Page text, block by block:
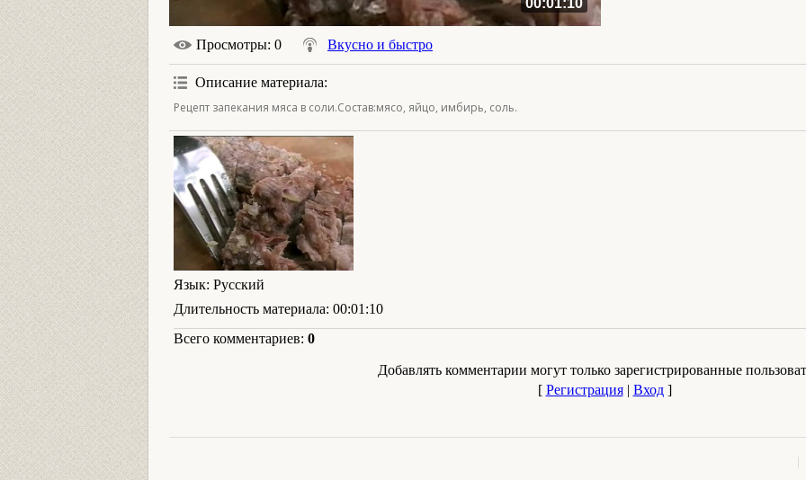
00:01:10
Просмотры: 0 Вкусно и быстро
Описание материала:
Рецепт запекания мяса в соли.Состав:мясо, яйцо, имбирь, соль.
Язык: Русский
Длительность материала: 00:01:10
Всего комментариев: 0
Добавлять комментарии могут только зарегистрированные
[ Регистрация| Вход]